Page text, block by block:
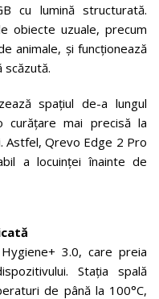
cu lumină structurată.
obiecte uzuale, precum
animale, și funcționează
scăzută.
spațiul de-a lungul
curățare mai precisă la
Astfel, Qrevo Edge 2 Pro
a locuinței înainte de
3.0, care preia
Stația spală
de până la 100°C,